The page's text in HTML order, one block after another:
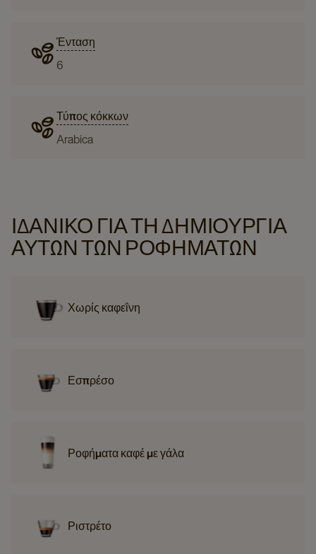
Ένταση
6
Τύπος κόκκων
Arabica
ΙΔΑΝΙΚΌ ΓΙΑ ΤΗ ΔΗΜΙΟΥΡΓΊΑ
ΑΥΤΏΝ ΤΩΝ ΡΟΦΗΜΆΤΩΝ
Χωρίς καφεΐνη
Εσπρέσο
Ροφήματα καφέ με γάλα
Ριστρέτο